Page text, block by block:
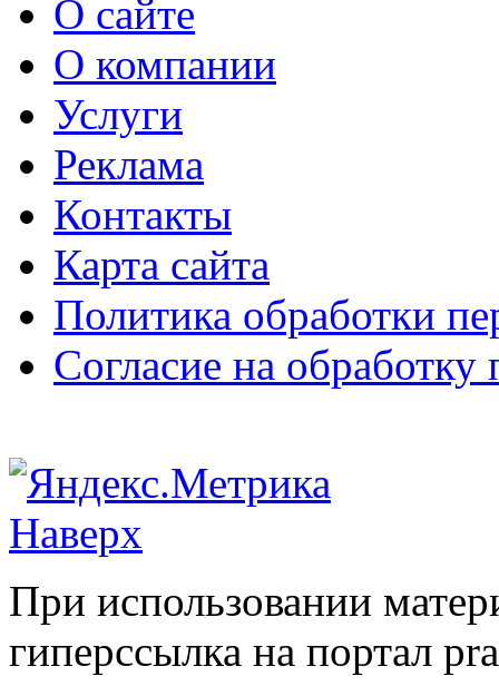
О сайте
О компании
Услуги
Реклама
Контакты
Карта сайта
Политика обработки
Согласие на
Наверх
При использовании
гиперссылка на портал